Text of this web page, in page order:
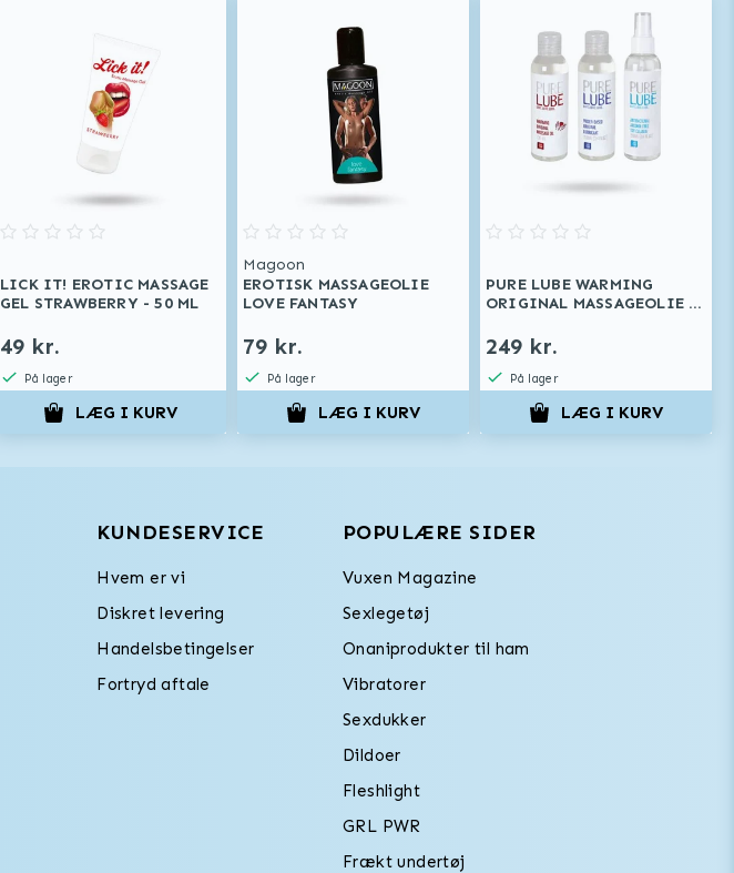
LICK IT! EROTIC MASSAGE
GEL STRAWBERRY - 50 ML
49 kr.
På lager
LÆG I KURV
Magoon
EROTISK MASSAGEOLIE
LOVE FANTASY
79 kr.
På lager
LÆG I KURV
PURE LUBE WARMING
ORIGINAL MASSAGEOLIE +
TOY CLEANER 3X150 ML
249 kr.
På lager
LÆG I KURV
KUNDESERVICE
Hvem er vi
Diskret levering
Handelsbetingelser
Fortryd aftale
POPULÆRE SIDER
Vuxen Magazine
Sexlegetøj
Onaniprodukter til ham
Vibratorer
Sexdukker
Dildoer
Fleshlight
GRL PWR
Frækt undertøj